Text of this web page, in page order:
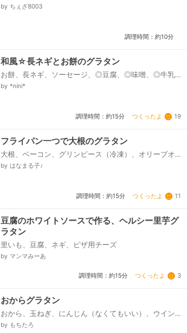
の素、かっぱえびせん、里芋の煮物（他の煮物等、有
by ちぇざ8003
調理時間：約10分
和風☆長ネギとお餅のグラタン
お餅、長ネギ、ソーセージ、◎豆腐、◎味噌、◎牛乳、
溶けるチーズ、バターｏｒマーガリン
by *nini*
調理時間：約15分 つくったよ 19
フライパン一つで大根のグラタン
大根、ベーコン、グリンピース（冷凍）、オリーブオ
イル、無塩バター、小麦粉、塩、コンソメスープの素
by はなまる子♪
調理時間：約15分 つくったよ 11
豆腐のホワイトソースで作る、ヘルシー里芋グ
ラタン
里いも、豆腐、ネギ、ピザ用チーズ
by マンマみーあ
調理時間：約15分 つくったよ 3
おからグラタン
おから、玉ねぎ、にんじん（なくてもいい）、ウイン
ナー、コンソメ、塩コショウ、豆乳か牛乳、ケチャッ
by もちたろ